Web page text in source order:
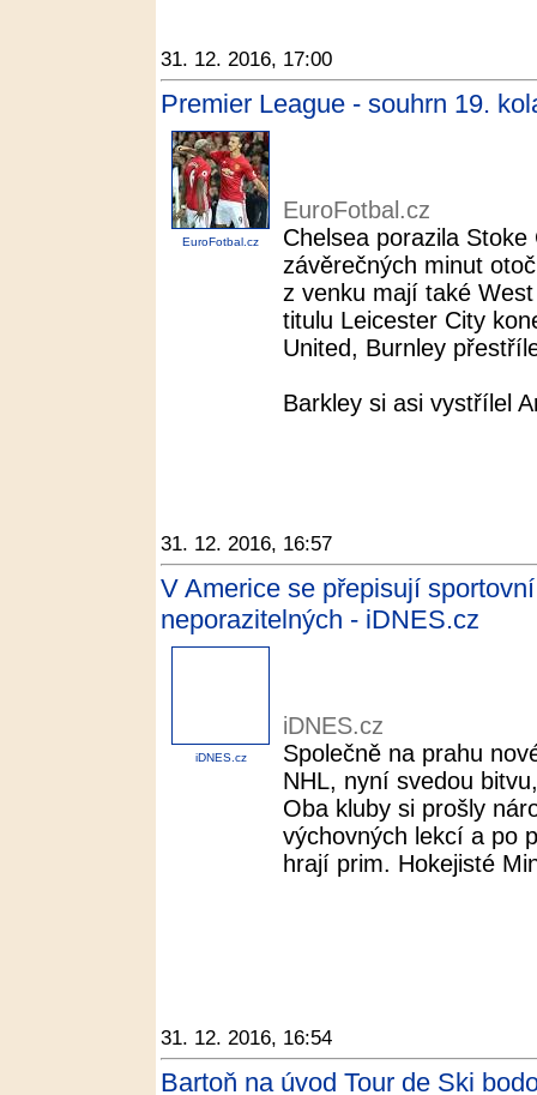
31. 12. 2016, 17:00
Premier League - souhrn 19.
EuroFotbal.cz
EuroFotbal.cz
Chelsea porazila
závěrečných minut
z venku mají také
titulu Leicester City
United, Burnley
Barkley si asi vystřílel
31. 12. 2016, 16:57
V Americe se přepisují
neporazitelných - iDNES.cz
iDNES.cz
iDNES.cz
Společně na prahu
NHL, nyní svedou
Oba kluby si prošly
výchovných lekcí a po
hrají prim. Hokejisté
31. 12. 2016, 16:54
Bartoň na úvod Tour de Ski